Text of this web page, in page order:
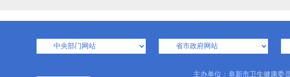
主办单位：阜新市卫生健康